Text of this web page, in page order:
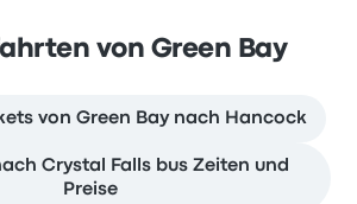
von Green Bay
von Green Bay nach Hancock
Crystal Falls bus Zeiten und
Preise